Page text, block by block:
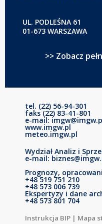
UL. PODLEŚNA 61
01-673 WARSZAWA
>> Zobacz
tel. (22) 56-94-301
faks (22) 83-41-801
e-mail:
www.imgw.pl
meteo.imgw.pl
Wydział Analiz i
e-mail:
Prognozy,
+48 519 751 210
+48 573 006 739
Ekspertyzy i dane
+48 573 801 704
Instrukcja BIP | Mapa